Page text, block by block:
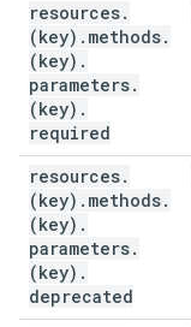
resources.
(key) . methods.
(key) .
parameters.
(key) .
required
resources.
(key) . methods.
(key) .
parameters.
(key) .
deprecated